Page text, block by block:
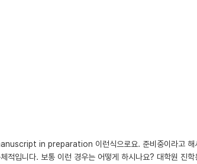
in preparation 이런식으로요. 준비중이라고 해
적입니다. 보통 이런 경우는 어떻게 하시나요? 대학원 진학